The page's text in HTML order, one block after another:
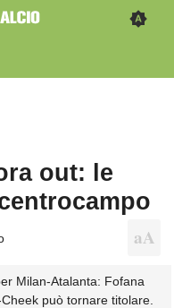
out: le
Milan-Atalanta: Fofana
può tornare titolare.